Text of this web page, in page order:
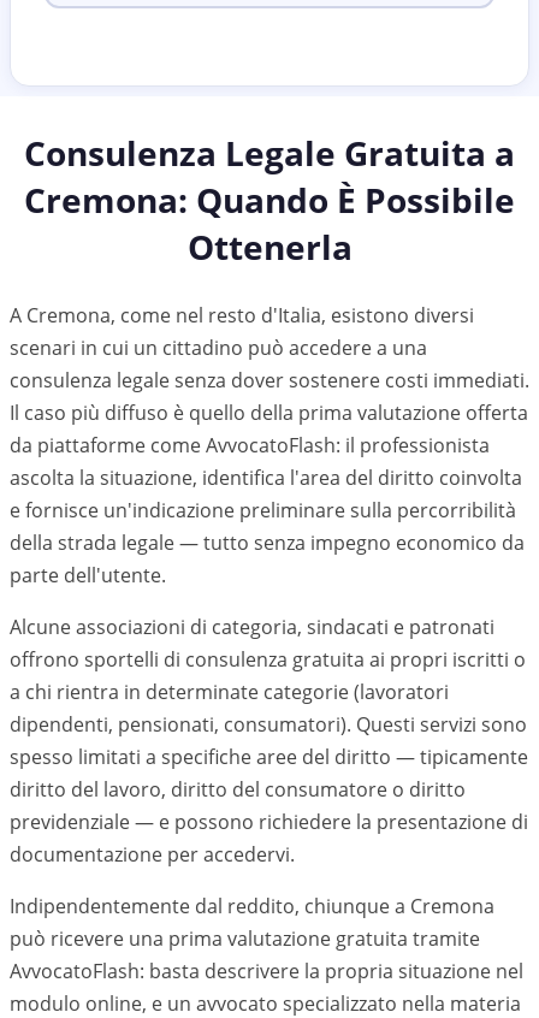
Consulenza Legale Gratuita a
Cremona: Quando È Possibile
Ottenerla
A Cremona, come nel resto d'Italia, esistono diversi
scenari in cui un cittadino può accedere a una
consulenza legale senza dover sostenere costi immediati.
Il caso più diffuso è quello della prima valutazione offerta
da piattaforme come AvvocatoFlash: il professionista
ascolta la situazione, identifica l'area del diritto coinvolta
e fornisce un'indicazione preliminare sulla percorribilità
della strada legale — tutto senza impegno economico da
parte dell'utente.
Alcune associazioni di categoria, sindacati e patronati
offrono sportelli di consulenza gratuita ai propri iscritti o
a chi rientra in determinate categorie (lavoratori
dipendenti, pensionati, consumatori). Questi servizi sono
spesso limitati a specifiche aree del diritto — tipicamente
diritto del lavoro, diritto del consumatore o diritto
previdenziale — e possono richiedere la presentazione di
documentazione per accedervi.
Indipendentemente dal reddito, chiunque a Cremona
può ricevere una prima valutazione gratuita tramite
AvvocatoFlash: basta descrivere la propria situazione nel
modulo online, e un avvocato specializzato nella materia